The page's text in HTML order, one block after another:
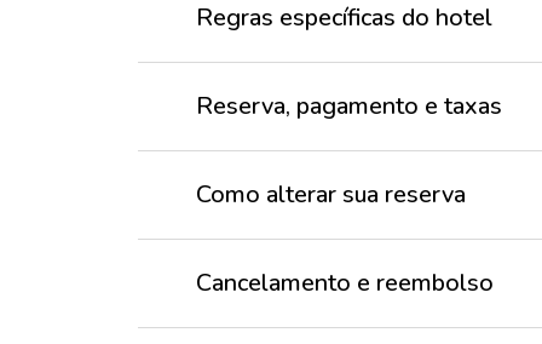
Regras específicas do hotel
Reserva, pagamento e taxas
Como alterar sua reserva
Cancelamento e reembolso